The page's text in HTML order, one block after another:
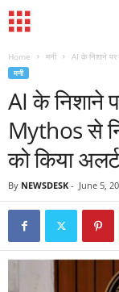
Home मनी AI के निशाने
मनी
AI के निशाने
Mythos से
को किया
By NEWSDESK - June 5,